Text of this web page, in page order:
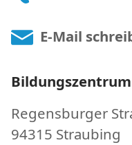
E-Mail
Regensburger
94315 Straubing